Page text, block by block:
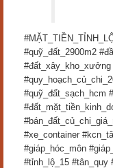
#quỹ_đất_2900m2
#quỹ_đất_sạch_hcm
#xe_container
#giáp_hóc_môn
#tỉnh_lộ_15 #tân_quy